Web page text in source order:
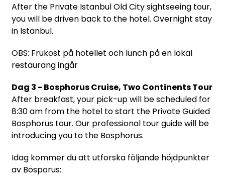
After the Private Istanbul Old City sightseeing tour,
you will be driven back to the hotel. Overnight stay
in Istanbul.
OBS: Frukost på hotellet och lunch på en lokal
restaurang ingår
Dag 3 - Bosphorus Cruise, Two Continents Tour
After breakfast, your pick-up will be scheduled for
8:30 am from the hotel to start the Private Guided
Bosphorus tour. Our professional tour guide will be
introducing you to the Bosphorus.
Idag kommer du att utforska följande höjdpunkter
av Bosporus: